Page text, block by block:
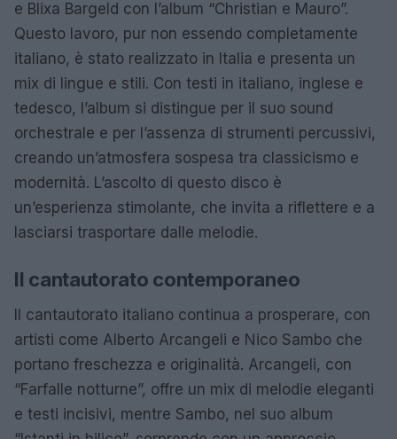
e Blixa Bargeld con l’album “Christian e Mauro”.
Questo lavoro, pur non essendo completamente
italiano, è stato realizzato in Italia e presenta un
mix di lingue e stili. Con testi in italiano, inglese e
tedesco, l’album si distingue per il suo sound
orchestrale e per l’assenza di strumenti percussivi,
creando un’atmosfera sospesa tra classicismo e
modernità. L’ascolto di questo disco è
un’esperienza stimolante, che invita a riflettere e a
lasciarsi trasportare dalle melodie.
Il cantautorato contemporaneo
Il cantautorato italiano continua a prosperare, con
artisti come Alberto Arcangeli e Nico Sambo che
portano freschezza e originalità. Arcangeli, con
“Farfalle notturne”, offre un mix di melodie eleganti
e testi incisivi, mentre Sambo, nel suo album